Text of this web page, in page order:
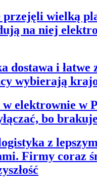
wielką
na niej
dostawa i łatwe
wybierają
w elektrownie w
bo
z
Firmy coraz